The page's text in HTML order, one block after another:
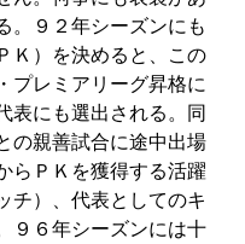
。９２年シーズンにも
Ｋ）を決めると、この
プレミアリーグ昇格に
表にも選出される。同
の親善試合に途中出場
らＰＫを獲得する活躍
チ）、代表としてのキ
９６年シーズンには十